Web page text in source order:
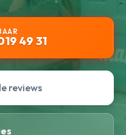
49 31
reviews